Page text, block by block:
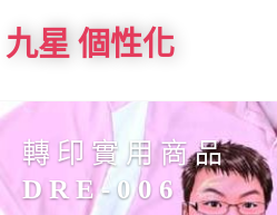
九星 個性化
轉印實用商品
DRE-006